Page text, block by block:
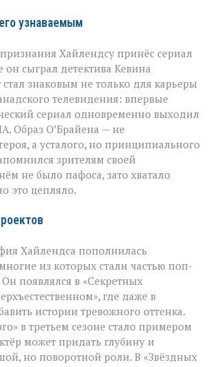
узнаваемым
Хайлендсу принёс сериал
он сыграл детектива Кевина
знаковым не только для карьеры
телевидения: впервые
сериал одновременно выходил
Образ О’Брайена — не
а усталого, но принципиального
зрителям своей
не было пафоса, зато хватало
это цепляло.
Хайлендса пополнилась
из которых стали частью поп-
появлялся в «Секретных
где даже в
истории тревожного оттенка.
в третьем сезоне стало примером
может придать глубину и
но поворотной роли. В «Звёздных